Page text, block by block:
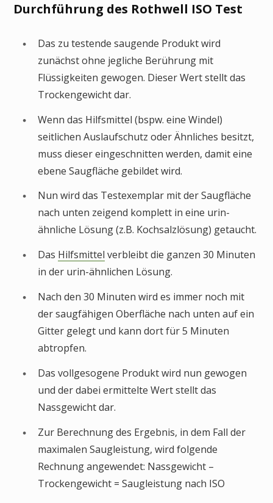
Durchführung des Rothwell ISO Test
Das zu testende saugende Produkt wird
zunächst ohne jegliche Berührung mit
Flüssigkeiten gewogen. Dieser Wert stellt das
Trockengewicht dar.
Wenn das Hilfsmittel (bspw. eine Windel)
seitlichen Auslaufschutz oder Ähnliches besitzt,
muss dieser eingeschnitten werden, damit eine
ebene Saugfläche gebildet wird.
Nun wird das Testexemplar mit der Saugfläche
nach unten zeigend komplett in eine urin-
ähnliche Lösung (z.B. Kochsalzlösung) getaucht.
Das Hilfsmittel verbleibt die ganzen 30 Minuten
in der urin-ähnlichen Lösung.
Nach den 30 Minuten wird es immer noch mit
der saugfähigen Oberfläche nach unten auf ein
Gitter gelegt und kann dort für 5 Minuten
abtropfen.
Das vollgesogene Produkt wird nun gewogen
und der dabei ermittelte Wert stellt das
Nassgewicht dar.
Zur Berechnung des Ergebnis, in dem Fall der
maximalen Saugleistung, wird folgende
Rechnung angewendet: Nassgewicht –
Trockengewicht = Saugleistung nach ISO